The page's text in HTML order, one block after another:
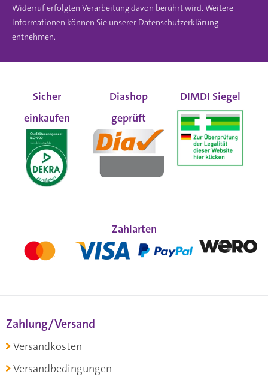
Widerruf erfolgten Verarbeitung davon berührt wird. Weitere
Informationen können Sie unserer Datenschutzerklärung
entnehmen.
Sicher
einkaufen
Diashop
geprüft
DIMDI Siegel
Zahlarten
Zahlung/Versand
Versandkosten
Versandbedingungen